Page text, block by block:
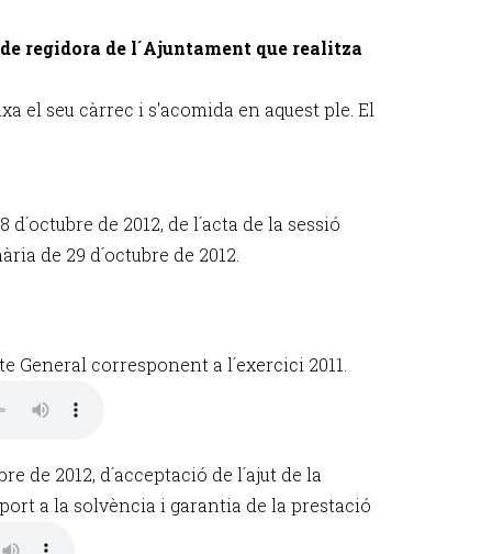
regidora de l´Ajuntament que realitza
el seu càrrec i s'acomida en aquest ple. El
de 2012, de l´acta de la sessió
de 29 d´octubre de 2012.
General corresponent a l´exercici 2011.
de 2012, d´acceptació de l´ajut de la
a la solvència i garantia de la prestació